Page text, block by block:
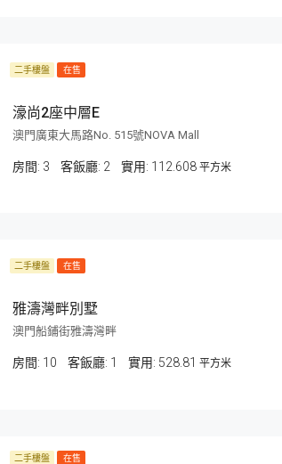
二手樓盤 在售
濠尚2座中層E
澳門廣東大馬路No. 515號NOVA Mall
房間: 3 客飯廳: 2 112.608 平方米
二手樓盤 在售
雅濤灣畔別墅
澳門船鋪街雅濤灣畔
房間: 10 客飯廳: 1 528.81 平方米
二手樓盤 在售